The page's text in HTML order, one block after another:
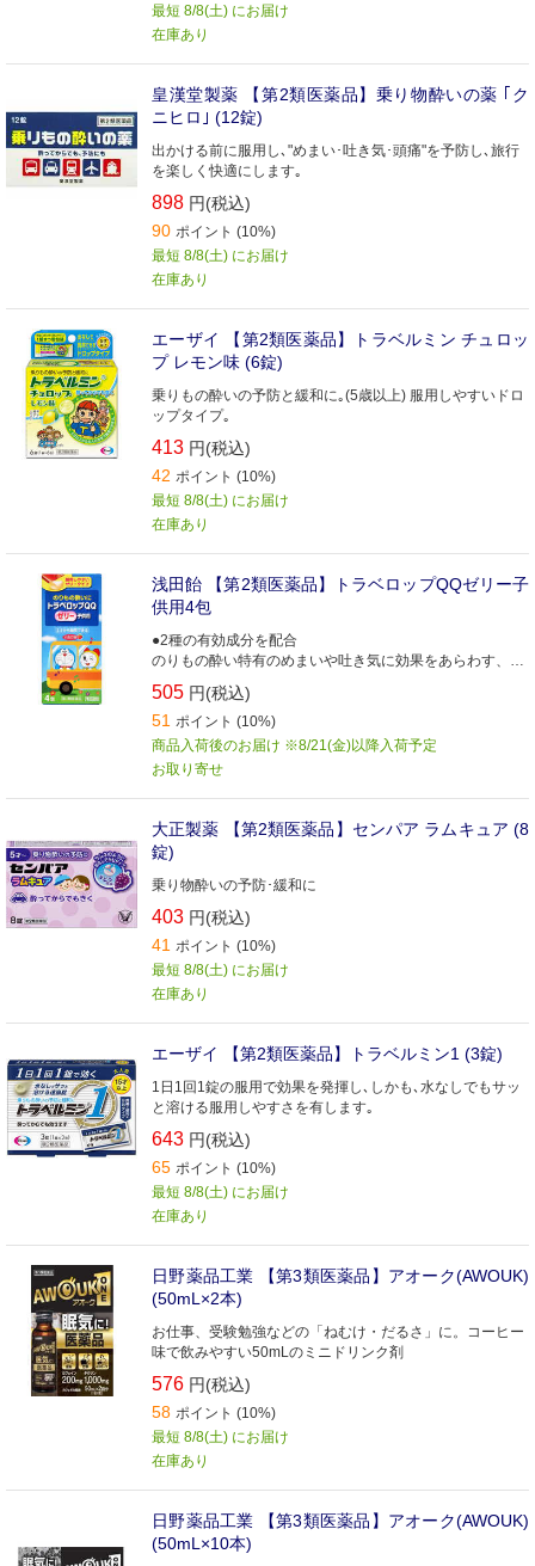
最短 8/8(土) にお届け
在庫あり
皇漢堂製薬 【第2類医薬品】乗り物酔いの薬 ｢ク
ニヒロ｣ (12錠)
出かける前に服用し､"めまい･吐き気･頭痛"を予防し､旅行
を楽しく快適にします｡
898 円(税込)
90 ポイント (10%)
最短 8/8(土) にお届け
在庫あり
エーザイ 【第2類医薬品】トラベルミン チュロッ
プ レモン味 (6錠)
乗りもの酔いの予防と緩和に｡(5歳以上) 服用しやすいドロ
ップタイプ｡
413 円(税込)
42 ポイント (10%)
最短 8/8(土) にお届け
在庫あり
浅田飴 【第2類医薬品】トラベロップQQゼリー子
供用4包
●2種の有効成分を配合
のりもの酔い特有のめまいや吐き気に効果をあらわす、d-
酸塩水和物を配合した医薬品です
●3才から服用できるゼリータイプ
お出かけ前の予防として、また気分が悪くなったときでも
水なしですぐに服用できるいちご味のゼリータイプ
505 円(税込)
51 ポイント (10%)
商品入荷後のお届け ※8/21(金)以降入荷予定
お取り寄せ
大正製薬 【第2類医薬品】センパア ラムキュア (8
錠)
乗り物酔いの予防･緩和に
403 円(税込)
41 ポイント (10%)
最短 8/8(土) にお届け
在庫あり
エーザイ 【第2類医薬品】トラベルミン1 (3錠)
1日1回1錠の服用で効果を発揮し､しかも､水なしでもサッ
と溶ける服用しやすさを有します｡
643 円(税込)
65 ポイント (10%)
最短 8/8(土) にお届け
在庫あり
日野薬品工業 【第3類医薬品】アオーク(AWOUK)
(50mL×2本)
お仕事、受験勉強などの「ねむけ・だるさ」に。コーヒー
味で飲みやすい50mLのミニドリンク剤
576 円(税込)
58 ポイント (10%)
最短 8/8(土) にお届け
在庫あり
日野薬品工業 【第3類医薬品】アオーク(AWOUK)
(50mL×10本)